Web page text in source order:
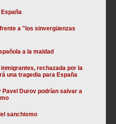
a "los sinvergüenzas
a la maldad
rechazada por la
una tragedia para España
Pavel Durov podrían salvar a
sanchismo